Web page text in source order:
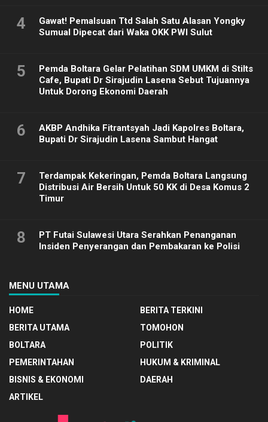
4
Gawat! Pemalsuan Ttd Salah Satu Alasan Yongky
Sumual Dipecat dari Waka OKK PWI Sulut
5
Pemda Boltara Gelar Pelatihan SDM UMKM di Stilts
Cafe, Bupati Dr Sirajudin Lasena Sebut Tujuannya
Untuk Dorong Ekonomi Daerah
6
AKBP Andhika Fitrantsyah Jadi Kapolres Boltara,
Bupati Dr Sirajudin Lasena Sambut Hangat
7
Terdampak Kekeringan, Pemda Boltara Langsung
Distribusi Air Bersih Untuk 50 KK di Desa Komus 2
Timur
8
PT Futai Sulawesi Utara Serahkan Penanganan
Insiden Penyerangan dan Pembakaran ke Polisi
MENU UTAMA
HOME
BERITA TERKINI
BERITA UTAMA
TOMOHON
BOLTARA
POLITIK
PEMERINTAHAN
HUKUM & KRIMINAL
BISNIS & EKONOMI
DAERAH
ARTIKEL